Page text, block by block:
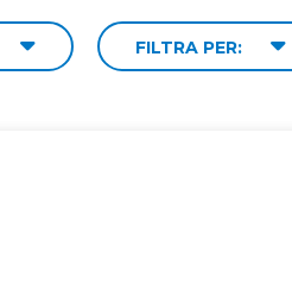
FILTRA PER: